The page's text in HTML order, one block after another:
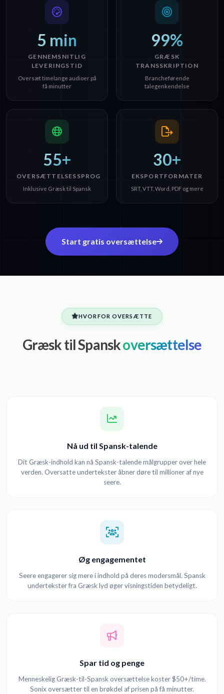
5 min
GENNEMSNITLIG
LEVERINGSTID
Oversæt timelange audioer på
få minutter
99%
GRÆSK
TRANSSKRIPTION
Brancheførende
talegenkendelse
55+
OVERSÆTTELSESSPROG
Inklusive Græsk til Spansk
30+
EKSPORTFORMATER
SRT, VTT, Word, PDF og mere
Start gratis oversættelse
HVORFOR OVERSÆTTE
Græsk til Spanskoversættelse
Nå ud til Spansk-talende
Dit Græsk-indhold kan nå Spansk-talende målgrupper over hele
verden. Oversatte undertekster åbner døre til millioner af nye
seere.
Øg engagementet
Seere engagerer sig mere i indhold på deres modersmål. Spansk
undertekster fra Græsk lyd øger visningstiden betydeligt.
Spar tid og penge
Menneskelig Græsk-til-Spansk oversættelse koster $50+/time.
Sonix oversætter til en brøkdel af prisen på få minutter.